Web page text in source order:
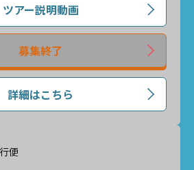
ツアー説明動画
募集終了
詳細はこちら
便